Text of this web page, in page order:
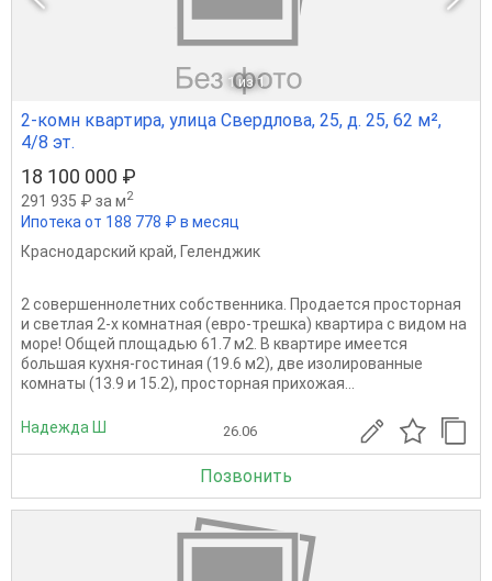
1 из 1
2-комн квартира, улица Свердлова, 25, д. 25, 62 м²,
4/8 эт.
18 100 000 ₽
291 935 ₽ за м2
Ипотека от 188 778 ₽ в месяц
Краснодарский край, Геленджик
2 совершеннолетних собственника. Продается просторная
и светлая 2-х комнатная (евро-трешка) квартира с видом на
море! Общей площадью 61.7 м2. В квартире имеется
большая кухня-гостиная (19.6 м2), две изолированные
комнаты (13.9 и 15.2), просторная прихожая...
Надежда Ш 26.06
Позвонить